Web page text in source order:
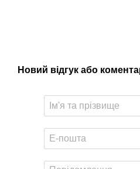
Новий відгук або